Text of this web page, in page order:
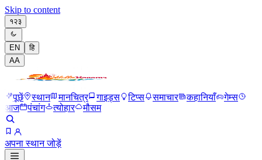
Skip to content
१२३
EN
हि
AA
पूछें स्थान मानचित्र गाइड्स टिप्स समाचार कहानियाँ
गेम्स
आज
पंचांग त्योहार मौसम
अपना स्थान जोड़ें